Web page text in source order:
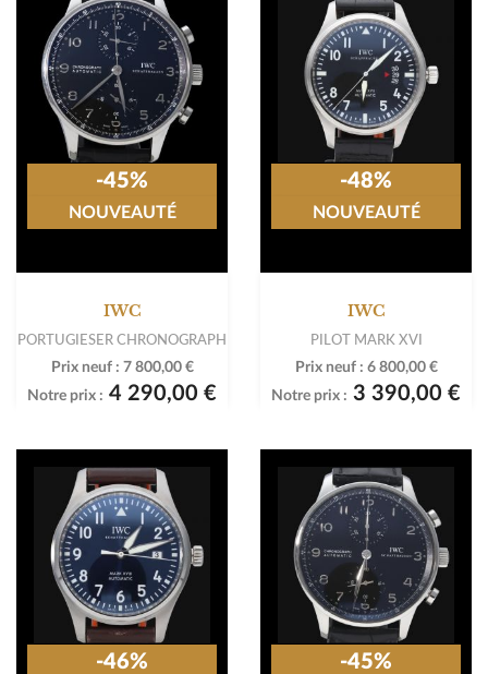
IWC
PORTUGIESER CHRONOGRAPH
Prix neuf : 7 800,00 €
Notre prix : 4 290,00 €
-45%
NOUVEAUTÉ
IWC
PILOT MARK XVI
Prix neuf : 6 800,00 €
Notre prix : 3 390,00 €
-48%
NOUVEAUTÉ
-46% -45%